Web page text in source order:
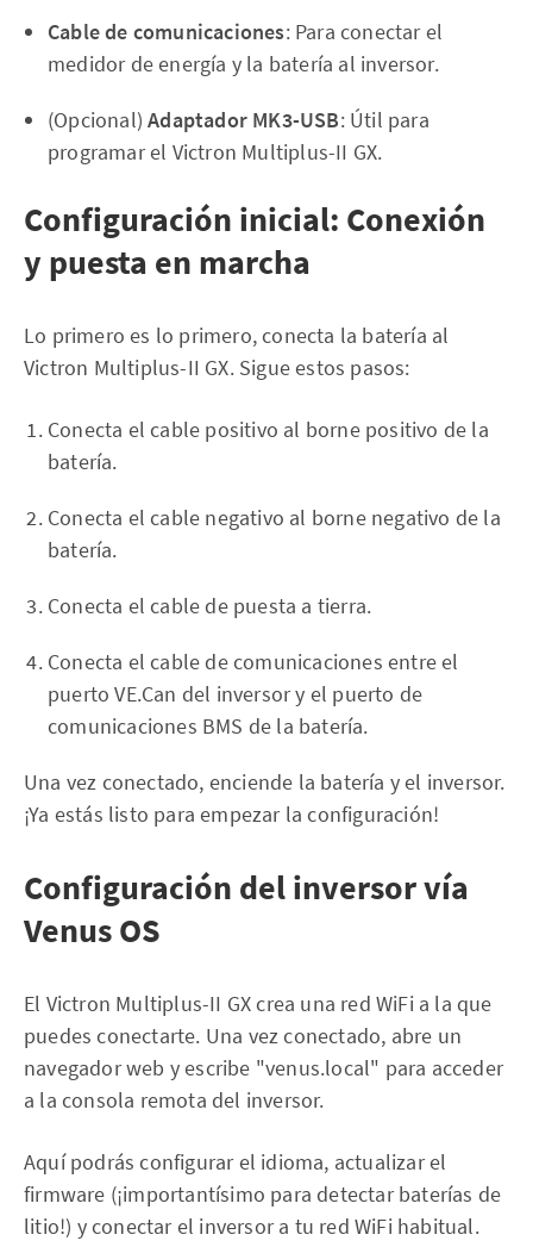
Cable de comunicaciones: Para conectar el
medidor de energía y la batería al inversor.
(Opcional)Adaptador MK3-USB: Útil para
programar el Victron Multiplus-II GX.
Configuración inicial: Conexión
y puesta en marcha
Lo primero es lo primero, conecta la batería al
Victron Multiplus-II GX. Sigue estos pasos:
Conecta el cable positivo al borne positivo de la
batería.
Conecta el cable negativo al borne negativo de la
batería.
Conecta el cable de puesta a tierra.
Conecta el cable de comunicaciones entre el
puerto VE.Can del inversor y el puerto de
comunicaciones BMS de la batería.
Una vez conectado, enciende la batería y el inversor.
¡Ya estás listo para empezar la configuración!
Configuración del inversor vía
Venus OS
El Victron Multiplus-II GX crea una red WiFi a la que
puedes conectarte. Una vez conectado, abre un
navegador web y escribe "venus.local" para acceder
a la consola remota del inversor.
Aquí podrás configurar el idioma, actualizar el
firmware (¡importantísimo para detectar baterías de
litio!) y conectar el inversor a tu red WiFi habitual.